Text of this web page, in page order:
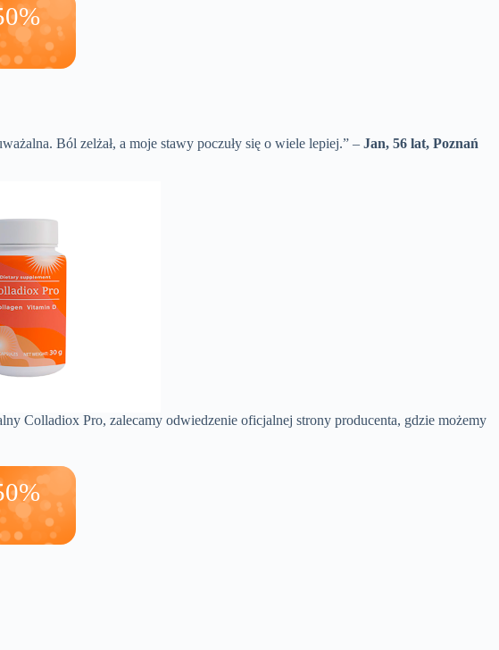
Ból zelżał, a moje stawy poczuły się o wiele lepiej.” – Jan, 56 lat, Poznań
Colladiox Pro, zalecamy odwiedzenie oficjalnej strony producenta, gdzie możemy